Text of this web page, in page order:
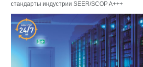
стандарты индустрии SEER/SCOP A+++